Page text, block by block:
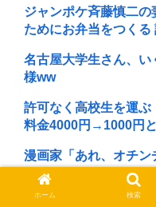
ジャンポケ斉藤慎二
ためにお弁当をつく
名古屋大学生さん、
様ww
許可なく高校生を運
料金4000円→1000円
漫画家「あれ、オチ
だったっけ？」
ホーム 検索